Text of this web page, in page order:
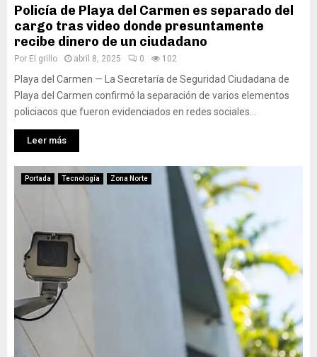
Policía de Playa del Carmen es separado del
cargo tras video donde presuntamente
recibe dinero de un ciudadano
Por El grillo abril 8, 2025 0 102
Playa del Carmen — La Secretaría de Seguridad Ciudadana de
Playa del Carmen confirmó la separación de varios elementos
policiacos que fueron evidenciados en redes sociales...
Leer más
Portada Tecnología Zona Norte